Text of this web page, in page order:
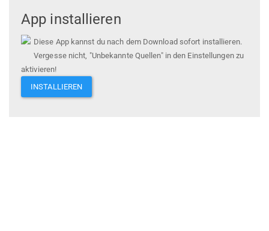
App installieren
Diese App kannst du nach dem Download sofort installieren.
Vergesse nicht, "Unbekannte Quellen" in den Einstellungen zu
aktivieren!
INSTALLIEREN